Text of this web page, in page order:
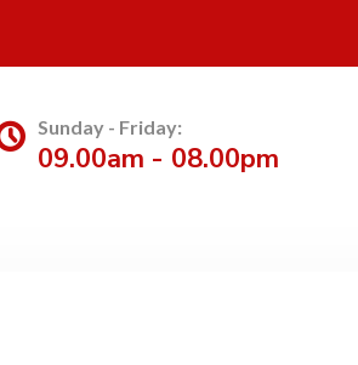
Sunday - Friday:
09.00am - 08.00pm